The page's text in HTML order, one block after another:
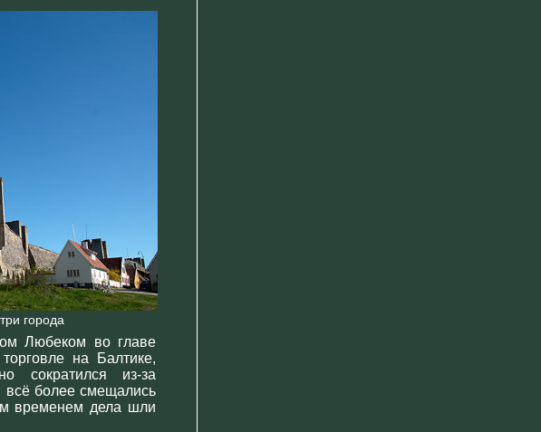
города
Любеком во главе
на Балтике,
сократился из-за
всё более смещались
временем дела шли